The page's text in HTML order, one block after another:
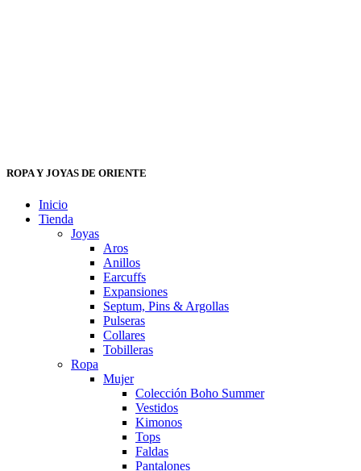
ROPA Y JOYAS DE ORIENTE
Inicio
Tienda
Joyas
Aros
Anillos
Earcuffs
Expansiones
Septum, Pins & Argollas
Pulseras
Collares
Tobilleras
Ropa
Mujer
Colección Boho Summer
Vestidos
Kimonos
Tops
Faldas
Pantalones